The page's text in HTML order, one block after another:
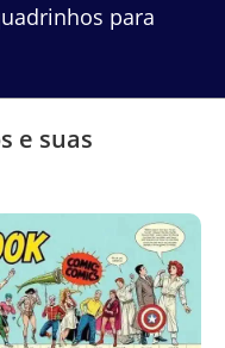
para
e suas